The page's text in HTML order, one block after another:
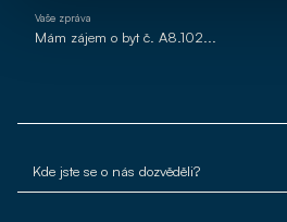
Vaše zpráva